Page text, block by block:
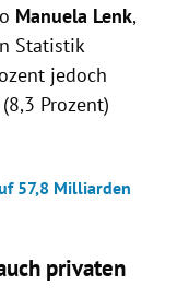
Manuela Lenk,
Statistik
jedoch
Prozent)
57,8 Milliarden
privaten